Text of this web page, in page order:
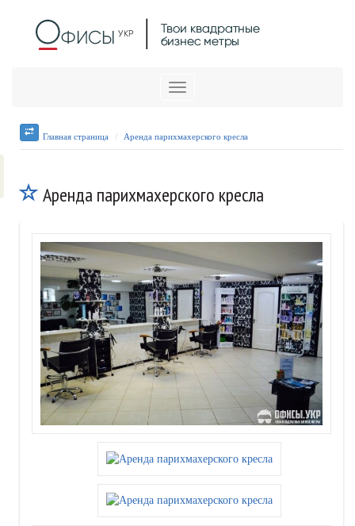
Меню
Главная страница Аренда парихмахерского кресла
Аренда парихмахерского кресла